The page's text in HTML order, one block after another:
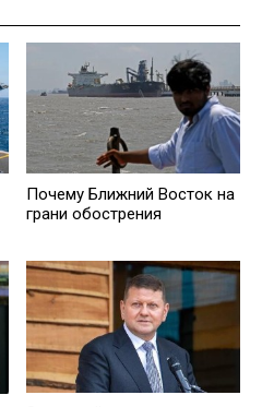
Почему Ближний Восток на
грани обострения